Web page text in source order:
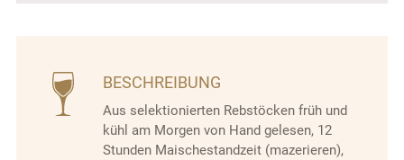
BESCHREIBUNG
Aus selektionierten Rebstöcken früh und
kühl am Morgen von Hand gelesen, 12
Stunden Maischestandzeit (mazerieren),